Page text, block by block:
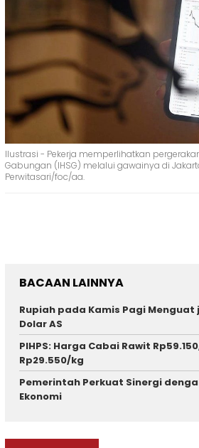
Ilustrasi - Pekerja memperlihatkan
Gabungan (IHSG) melalui gawainya di
Perwitasari/foc/aa.
BACAAN LAINNYA
Rupiah pada Kamis Pagi Menguat
Dolar AS
PIHPS: Harga Cabai Rawit
Rp29.550/kg
Pemerintah Perkuat Sinergi
Ekonomi